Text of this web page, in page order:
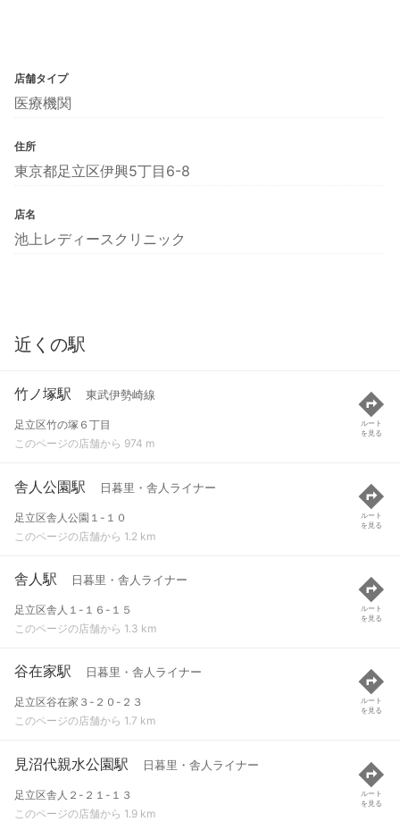
店舗タイプ
医療機関
住所
東京都足立区伊興5丁目6-8
店名
池上レディースクリニック
近くの駅
竹ノ塚駅 東武伊勢崎線
足立区竹の塚６丁目
このページの店舗から 974 m
ルート
を見る
舎人公園駅 日暮里・舎人ライナー
足立区舎人公園１-１０
このページの店舗から 1.2 km
ルート
を見る
舎人駅 日暮里・舎人ライナー
足立区舎人１-１６-１５
このページの店舗から 1.3 km
ルート
を見る
谷在家駅 日暮里・舎人ライナー
足立区谷在家３-２０-２３
このページの店舗から 1.7 km
ルート
を見る
見沼代親水公園駅 日暮里・舎人ライナー
足立区舎人２-２１-１３
このページの店舗から 1.9 km
ルート
を見る